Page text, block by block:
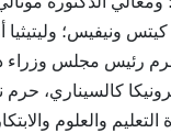
ونيفيس؛ وليتيثيا
رئيس مجلس وزراء
كالسيناري، حرم
التعليم والعلوم